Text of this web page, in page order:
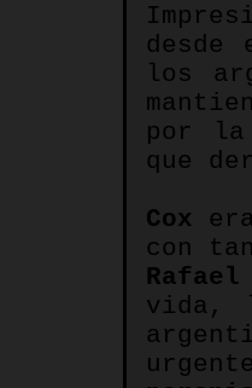
los
por la
que
Cox
con
vida,